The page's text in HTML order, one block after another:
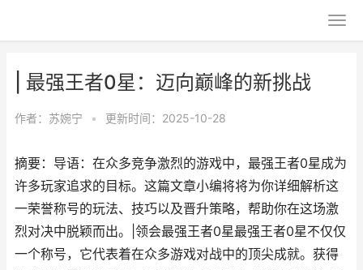
| 最强王者0星：迈向巅峰的新挑战
作者： 苏婉宁 • 更新时间：2025-10-28
摘要：导语：在众多竞争激烈的游戏中，最强王者0星成为
许多玩家追求的目标。这篇文章小编将将为你详细解析这
一荣誉称号的玩法、技巧以及晋升策略，帮助你在这场激
烈对决中脱颖而出。|领会最强王者0星最强王者0星不仅仅
一个称号，它代表着在众多游戏对战中的顶尖成就。获得